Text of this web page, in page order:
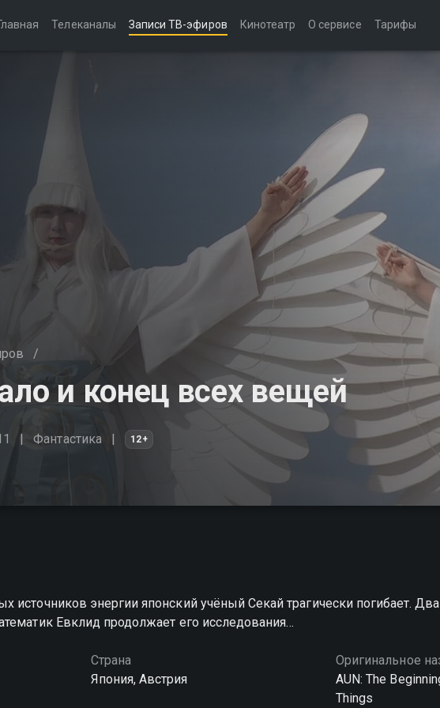
Телеканалы Записи ТВ-эфиров Кинотеатр О сервисе Тарифы
/
и конец всех вещей
Фантастика 12+
источников энергии японский учёный Секай трагически погибает.
Евклид продолжает его исследования…
Страна
Япония, Австрия
Оригинальное
AUN: The
Things